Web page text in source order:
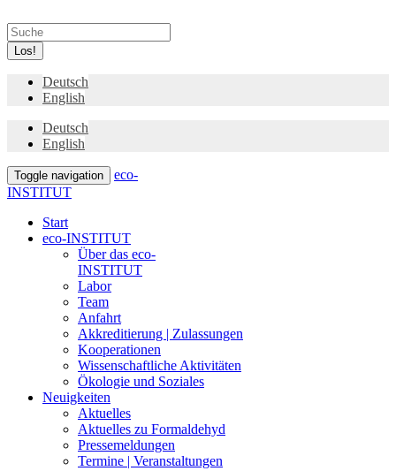
Los!
Deutsch
English
Deutsch
English
Toggle navigation
eco-
INSTITUT
Start
eco-INSTITUT
Über das eco-
INSTITUT
Labor
Team
Anfahrt
Akkreditierung | Zulassungen
Kooperationen
Wissenschaftliche Aktivitäten
Ökologie und Soziales
Neuigkeiten
Aktuelles
Aktuelles zu Formaldehyd
Pressemeldungen
Termine | Veranstaltungen